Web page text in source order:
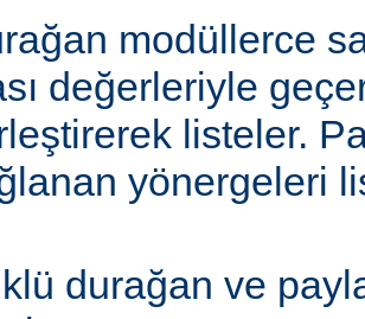
modüllerce
değerleriyle
listeler.
yönergeleri
durağan ve